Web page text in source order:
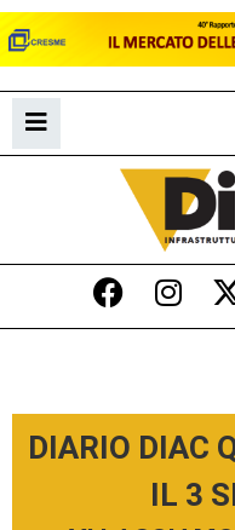
DIARIO DIAC
IL 3